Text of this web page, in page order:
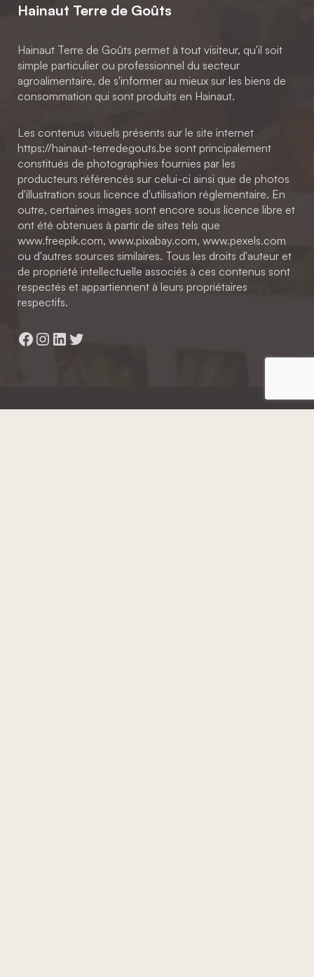
Hainaut Terre de Goûts
Hainaut Terre de Goûts permet à tout visiteur, qu'il soit
simple particulier ou professionnel du secteur
agroalimentaire, de s'informer au mieux sur les biens de
consommation qui sont produits en Hainaut.
Les contenus visuels présents sur le site internet
https://hainaut-terredegouts.be sont principalement
constitués de photographies fournies par les
producteurs référencés sur celui-ci ainsi que de photos
d'illustration sous licence d'utilisation réglementaire. En
outre, certaines images sont encore sous licence libre et
ont été obtenues à partir de sites tels que
www.freepik.com, www.pixabay.com, www.pexels.com
ou d'autres sources similaires. Tous les droits d'auteur et
de propriété intellectuelle associés à ces contenus sont
respectés et appartiennent à leurs propriétaires
respectifs.
Facebook
Instagram
LinkedIn
Twitter